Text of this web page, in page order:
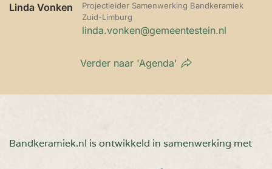
Linda Vonken
Projectleider Samenwerking Bandkeramiek
Zuid-Limburg
linda.vonken@gemeentestein.nl
Verder naar 'Agenda'
Bandkeramiek.nl is ontwikkeld in samenwerking met